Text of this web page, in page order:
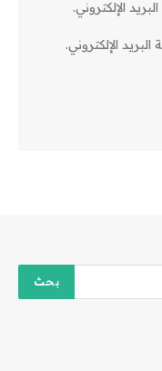
الإلكتروني.
الإلكتروني.